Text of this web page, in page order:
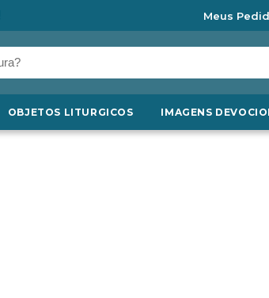
Meus
OBJETOS LITURGICOS IMAGENS